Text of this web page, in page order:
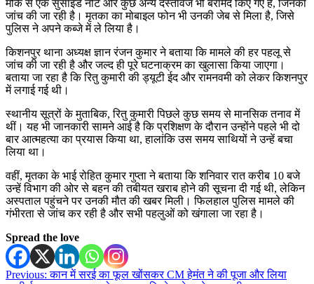
मौके से एक सुसाइड नोट और कुछ अन्य दस्तावेज भी बरामद किए गए हैं, जिनकी
जांच की जा रही है। मृतका का मोबाइल फोन भी उनकी जेब से मिला है, जिसे
पुलिस ने अपने कब्जे में ले लिया है।
किशनपुर थाना अध्यक्ष ज्ञान रंजन कुमार ने बताया कि मामले की हर पहलू से
जांच की जा रही है और जल्द ही पूरे घटनाक्रम का खुलासा किया जाएगा।
बताया जा रहा है कि रितु कुमारी की ड्यूटी ईद और रामनवमी को लेकर किशनपुर
में लगाई गई थी।
स्थानीय सूत्रों के मुताबिक, रितु कुमारी पिछले कुछ समय से मानसिक तनाव में
थीं। यह भी जानकारी सामने आई है कि प्रशिक्षण के दौरान उन्होंने पहले भी दो
बार आत्महत्या का प्रयास किया था, हालांकि उस समय साथियों ने उन्हें बचा
लिया था।
वहीं, मृतका के भाई रोहित कुमार गुप्ता ने बताया कि शनिवार रात करीब 10 बजे
उन्हें विभाग की ओर से बहन की तबीयत खराब होने की सूचना दी गई थी, लेकिन
अस्पताल पहुंचने पर उनकी मौत की खबर मिली। फिलहाल पुलिस मामले की
गंभीरता से जांच कर रही है और सभी पहलुओं को खंगाला जा रहा है।
Spread the love
Post
Previous: कान में सरई का फूल खोंसकर CM हेमंत ने की पूजा और लिया